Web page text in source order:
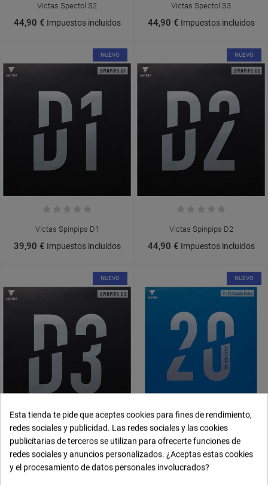
Victas Spectol S2
44,90 € Impuestos incluidos
Victas Spectol S3
44,90 € Impuestos incluidos
NUEVO
Victas Spinpips D1
39,90 € Impuestos incluidos
NUEVO
Victas Spinpips D2
44,90 € Impuestos incluidos
NUEVO
Victas Spinpips D3
39,90 €Impuestos incluidos
NUEVO
Victas V 20 Double Extra
57,90 €Impuestos incluidos
Esta tienda te pide que aceptes cookies para fines de rendimiento,
redes sociales y publicidad. Las redes sociales y las cookies
publicitarias de terceros se utilizan para ofrecerte funciones de
redes sociales y anuncios personalizados. ¿Aceptas estas cookies
y el procesamiento de datos personales involucrados?